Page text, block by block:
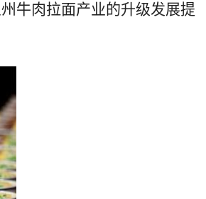
牛肉拉面产业的升级发展提